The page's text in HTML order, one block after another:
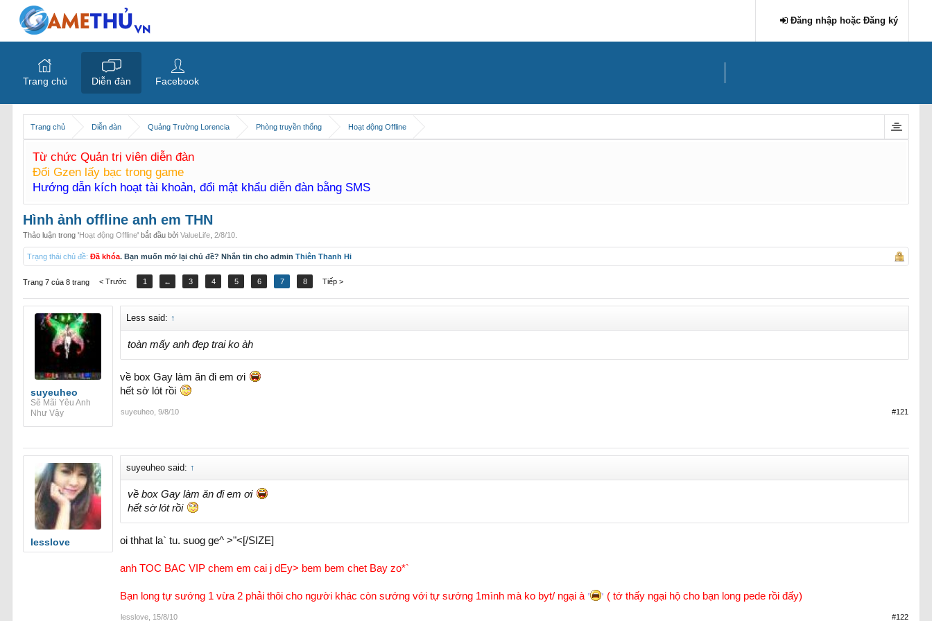
Trang chủ Diễn đàn Quảng Trường Lorencia Phòng truyền thống Hoạt động Offline
Từ chức Quản trị viên diễn đàn
Đổi Gzen lấy bạc trong game
Hướng dẫn kích hoạt tài khoản, đổi mật khẩu diễn đàn bằng SMS
Hình ảnh offline anh em THN
Thảo luận trong 'Hoạt động Offline' bắt đầu bởiValueLife ,2/8/10
Trạng thái chủ đề: Đã khóa. Bạn muốn mở lại chủ đề? Nhắn tin cho adminThiên Thanh Hi
Trang 7 của 8 trang < Trước 1 ← 3 4 5 6 7 8 Tiếp >
suyeuheo
Sẽ Mãi Yêu Anh
Như Vậy
Less said: ↑
toàn mấy anh đẹp trai ko àh
về box Gay làm ăn đi em ơi
hết sờ lót rồi
suyeuheo 9/8/10 #121
lesslove
suyeuheo said: ↑
về box Gay làm ăn đi em ơi
hết sờ lót rồi
oi thhat la` tu. suog ge^ >"<[/SIZE]
anh TOC BAC VIP chem em cai j dEy> bem bem chet Bay zo*`
Bạn long tự sướng 1 vừa 2 phải thôi cho người khác còn sướng với tự sướng 1mình mà ko byt/ ngại à ( tớ thấy ngại hộ cho bạn long pede rồi đấy)
lesslove 15/8/10 #122
Đăng nhập hoặc Đăng ký
Trang chủ Diễn đàn Facebook